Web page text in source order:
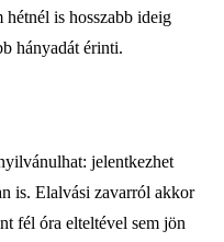
hétnél is hosszabb ideig
hányadát érinti.
jelentkezhet
is. Elalvási zavarról akkor
fél óra elteltével sem jön